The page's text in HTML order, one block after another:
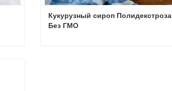
Кукурузный сироп Полидекстроза
Без ГМО